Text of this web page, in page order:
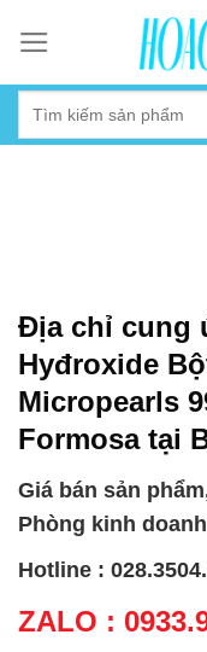
content
Địa chỉ cung
Hyđroxide
Micropearls
Formosa tại
Giá bán sản
Phòng kinh
Hotline :
ZALO :